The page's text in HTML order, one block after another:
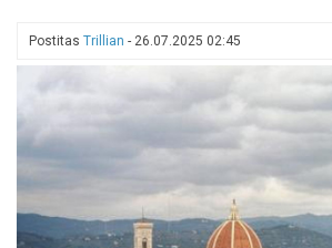
Postitas Trillian - 26.07.2025 02:45